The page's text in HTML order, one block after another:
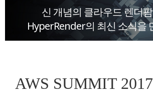
신 개념의 클라우드 렌더
HyperRender의 최신 소식을
AWS SUMMIT 2017